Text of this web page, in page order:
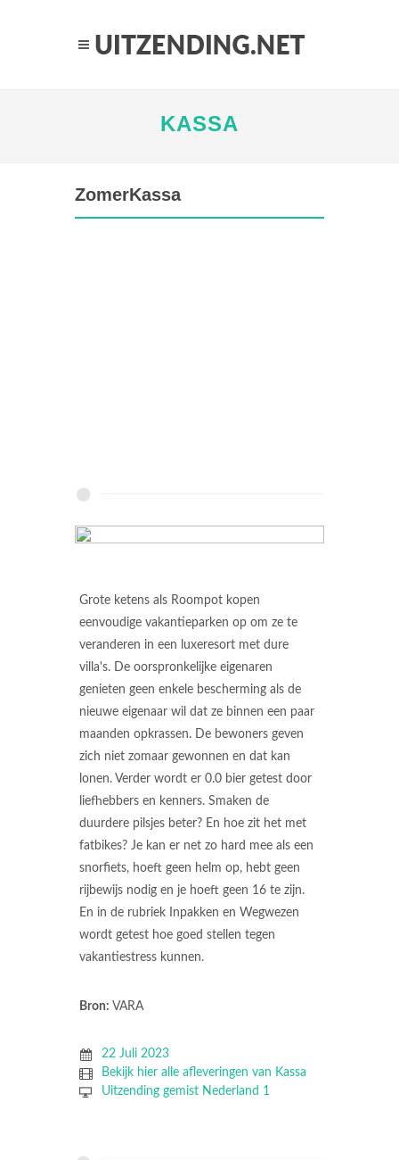
KASSA
ZomerKassa
Grote ketens als Roompot kopen
eenvoudige vakantieparken op om ze te
veranderen in een luxeresort met dure
villa's. De oorspronkelijke eigenaren
genieten geen enkele bescherming als de
nieuwe eigenaar wil dat ze binnen een paar
maanden opkrassen. De bewoners geven
zich niet zomaar gewonnen en dat kan
lonen. Verder wordt er 0.0 bier getest door
liefhebbers en kenners. Smaken de
duurdere pilsjes beter? En hoe zit het met
fatbikes? Je kan er net zo hard mee als een
snorfiets, hoeft geen helm op, hebt geen
rijbewijs nodig en je hoeft geen 16 te zijn.
En in de rubriek Inpakken en Wegwezen
wordt getest hoe goed stellen tegen
vakantiestress kunnen.
Bron: VARA
22 Juli 2023
Bekijk hier alle afleveringen van Kassa
Uitzending gemist Nederland 1